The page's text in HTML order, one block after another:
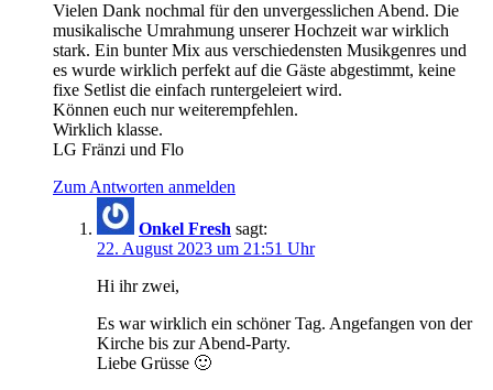
Vielen Dank nochmal für den unvergesslichen Abend. Die
musikalische Umrahmung unserer Hochzeit war wirklich
stark. Ein bunter Mix aus verschiedensten Musikgenres und
es wurde wirklich perfekt auf die Gäste abgestimmt, keine
fixe Setlist die einfach runtergeleiert wird.
Können euch nur weiterempfehlen.
Wirklich klasse.
LG Fränzi und Flo
Zum Antworten anmelden
Onkel Fresh sagt:
22. August 2023 um 21:51 Uhr
Hi ihr zwei,
Es war wirklich ein schöner Tag. Angefangen von der
Kirche bis zur Abend-Party.
Liebe Grüsse 🙂